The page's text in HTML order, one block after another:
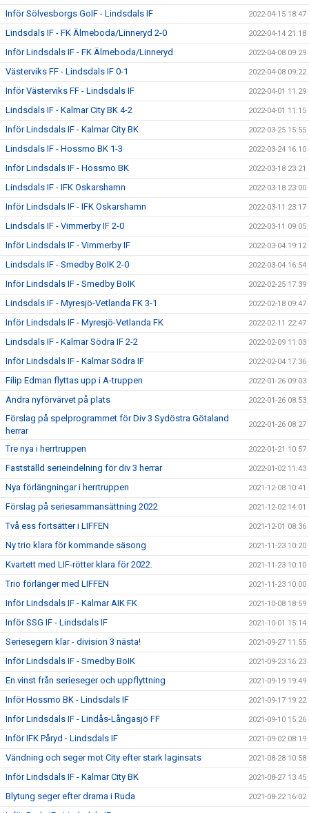
Inför Sölvesborgs GoIF - Lindsdals IF 2022-04-15 18:47
Lindsdals IF - FK Älmeboda/Linneryd 2-0 2022-04-14 21:18
Inför Lindsdals IF - FK Älmeboda/Linneryd 2022-04-08 09:29
Västerviks FF - Lindsdals IF 0-1 2022-04-08 09:22
Inför Västerviks FF - Lindsdals IF 2022-04-01 11:29
Lindsdals IF - Kalmar City BK 4-2 2022-04-01 11:15
Inför Lindsdals IF - Kalmar City BK 2022-03-25 15:55
Lindsdals IF - Hossmo BK 1-3 2022-03-24 16:10
Inför Lindsdals IF - Hossmo BK 2022-03-18 23:21
Lindsdals IF - IFK Oskarshamn 2022-03-18 23:00
Inför Lindsdals IF - IFK Oskarshamn 2022-03-11 23:17
Lindsdals IF - Vimmerby IF 2-0 2022-03-11 09:05
Inför Lindsdals IF - Vimmerby IF 2022-03-04 19:12
Lindsdals IF - Smedby BoIK 2-0 2022-03-04 16:54
Inför Lindsdals IF - Smedby BoIK 2022-02-25 17:39
Lindsdals IF - Myresjö-Vetlanda FK 3-1 2022-02-18 09:47
Inför Lindsdals IF - Myresjö-Vetlanda FK 2022-02-11 22:47
Lindsdals IF - Kalmar Södra IF 2-2 2022-02-09 11:03
Inför Lindsdals IF - Kalmar Södra IF 2022-02-04 17:36
Filip Edman flyttas upp i A-truppen 2022-01-26 09:03
Andra nyförvärvet på plats 2022-01-26 08:53
Förslag på spelprogrammet för Div 3 Sydöstra Götaland
herrar
2022-01-26 08:27
Tre nya i herrtruppen 2022-01-21 10:57
Fastställd serieindelning för div 3 herrar 2022-01-02 11:43
Nya förlängningar i herrtruppen 2021-12-08 10:41
Förslag på seriesammansättning 2022 2021-12-02 14:01
Två ess fortsätter i LIFFEN 2021-12-01 08:36
Ny trio klara för kommande säsong 2021-11-23 10:20
Kvartett med LIF-rötter klara för 2022. 2021-11-23 10:10
Trio förlänger med LIFFEN 2021-11-23 10:00
Inför Lindsdals IF - Kalmar AIK FK 2021-10-08 18:59
Inför SSG IF - Lindsdals IF 2021-10-01 15:14
Seriesegern klar - division 3 nästa! 2021-09-27 11:55
Inför Lindsdals IF - Smedby BoIK 2021-09-23 16:23
En vinst från serieseger och uppflyttning 2021-09-19 19:49
Inför Hossmo BK - Lindsdals IF 2021-09-17 19:22
Inför Lindsdals IF - Lindås-Långasjö FF 2021-09-10 15:26
Inför IFK Påryd - Lindsdals IF 2021-09-02 08:19
Vändning och seger mot City efter stark laginsats 2021-08-28 10:58
Inför Lindsdals IF - Kalmar City BK 2021-08-27 13:45
Blytung seger efter drama i Ruda 2021-08-22 16:02